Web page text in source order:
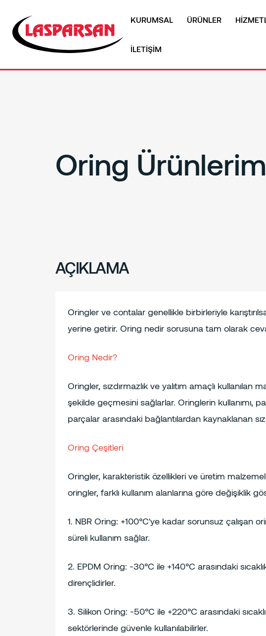
KURUMSAL ÜRÜNLER
İLETİŞİM
Oring
AÇIKLAMA
Oringler ve contalar genellikle birbirleriyle
yerine getirir. Oring nedir sorusuna tam olarak
Oring Nedir?
Oringler, sızdırmazlık ve yalıtım amaçlı
şekilde geçmesini sağlarlar. Oringlerin kullanımı,
parçalar arasındaki bağlantılardan kaynaklanan
Oring Çeşitleri
Oringler, karakteristik özellikleri ve üretim
oringler, farklı kullanım alanlarına göre değişiklik
1. NBR Oring: +100°C'ye kadar sorunsuz çalışan
süreli kullanım sağlar.
2. EPDM Oring: -30°C ile +140°C arasındaki
dirençlidirler.
3. Silikon Oring: -50°C ile +220°C arasındaki
sektörlerinde güvenle kullanılabilirler.